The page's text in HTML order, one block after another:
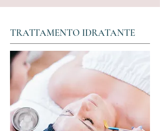
TRATTAMENTO IDRATANTE